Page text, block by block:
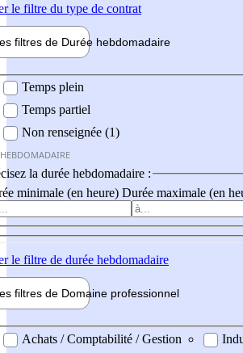
le filtre du type de contrat
filtres de Durée hebdomadaire
Temps plein
Temps partiel
Non renseignée (1)
la durée hebdomadaire :
minimale (en heure) Durée maximale (en
le filtre de durée hebdomadaire
filtres de Domaine professionnel
professionel
Achats / Comptabilité / Gestion